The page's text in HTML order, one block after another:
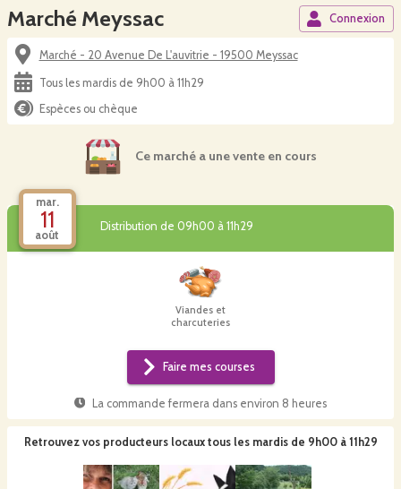
Marché Meyssac Connexion
Marché - 20 Avenue De L'auvitrie - 19500 Meyssac
Tous les mardis de 9h00 à 11h29
Espèces ou chèque
Ce marché a une vente en cours
mar.
11
août
Distribution de 09h00 à 11h29
Viandes et
charcuteries
Faire mes courses
La commande fermera dans environ 8 heures
Retrouvez vos producteurs locaux tous les mardis de 9h00 à 11h29